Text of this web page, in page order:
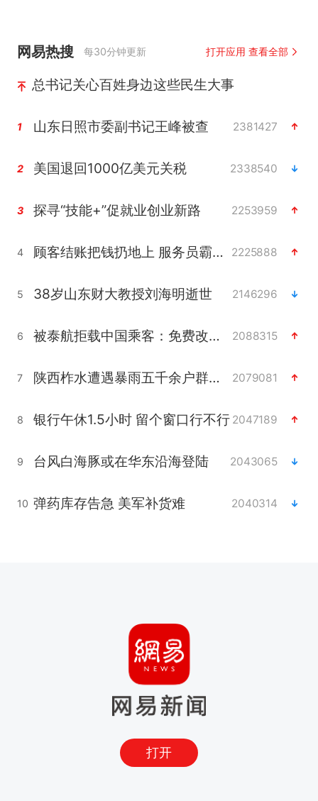
网易热搜 每30分钟更新 打开应用 查看全部
总书记关心百姓身边这些民生大事
1 山东日照市委副书记王峰被查 2381427
2 美国退回1000亿美元关税 2338540
3 探寻“技能+”促就业创业新路 2253959
4 顾客结账把钱扔地上 服务员霸气扔回 2225888
5 38岁山东财大教授刘海明逝世 2146296
6 被泰航拒载中国乘客：免费改签没兑现 2088315
7 陕西柞水遭遇暴雨五千余户群众转移 2079081
8 银行午休1.5小时 留个窗口行不行 2047189
9 台风白海豚或在华东沿海登陆 2043065
10 弹药库存告急 美军补货难 2040314
打开